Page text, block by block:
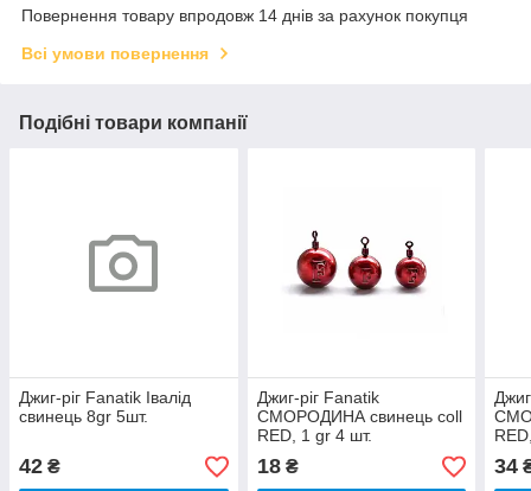
Повернення товару впродовж 14 днів за рахунок покупця
Всі умови повернення
Подібні товари компанії
Джиг-ріг Fanatik Івалід
свинець 8gr 5шт.
42 ₴
Джиг-ріг Fanatik
СМОРОДИНА свинець coll
RED, 1 gr 4 шт.
18₴ 34